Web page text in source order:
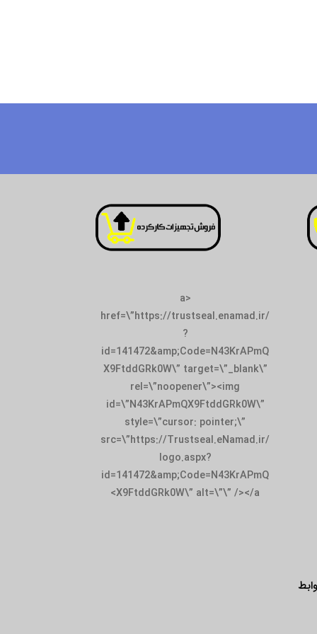
<a
href=\”https://trustseal.enamad.ir/
?
id=141472&amp;Code=N43KrAPmQ
X9FtddGRk0W\” target=\”_blank\”
rel=\”noopener\”><img
id=\”N43KrAPmQX9FtddGRk0W\”
style=\”cursor: pointer;\”
src=\”https://Trustseal.eNamad.ir/
logo.aspx?
id=141472&amp;Code=N43KrAPmQ
X9FtddGRk0W\” alt=\”\” /></a>